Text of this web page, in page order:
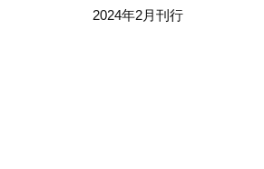
2024年2月刊行